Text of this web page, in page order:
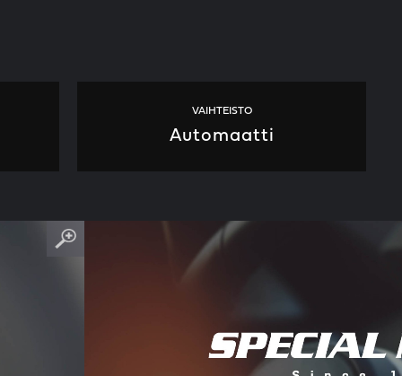
VAIHTEISTO
Automaatti